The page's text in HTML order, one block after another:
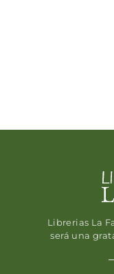
Librerias La
será una